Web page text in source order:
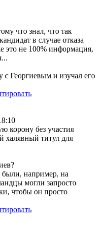
что знал, что так
в случае отказа
это не 100% информация,
с Георгиевым и изучал его
корону без участия
халявный титул для
были, например, на
могли запросто
чтобы он просто